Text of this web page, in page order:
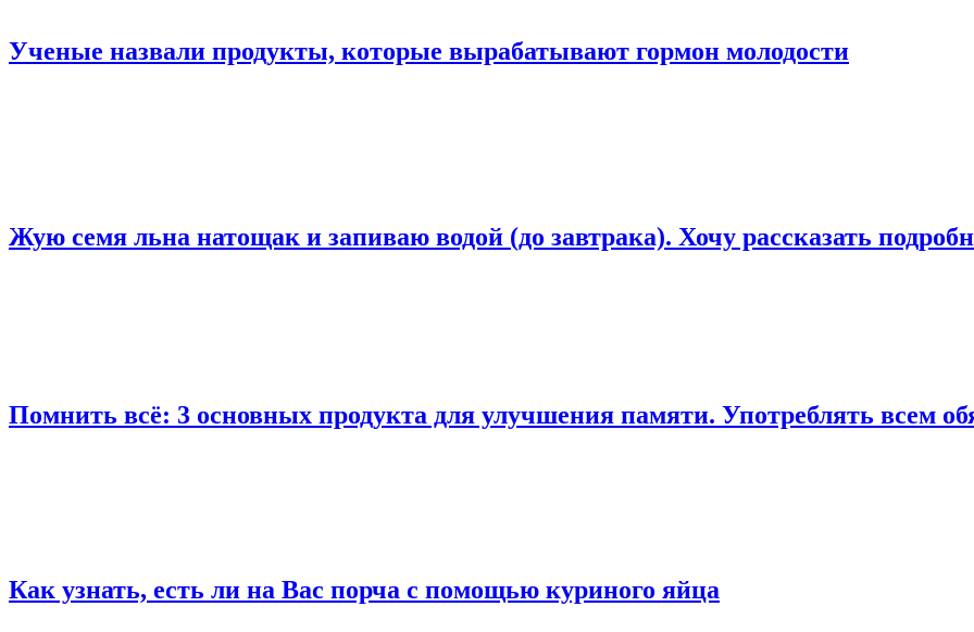
Ученые назвали продукты, которые вырабатывают гормон молодости
Жую семя льна натощак и запиваю водой (до завтрака). Хочу рассказать
Помнить всё: 3 основных продукта для улучшения памяти. Употреблять всем
Как узнать, есть ли на Вас порча с помощью куриного яйца